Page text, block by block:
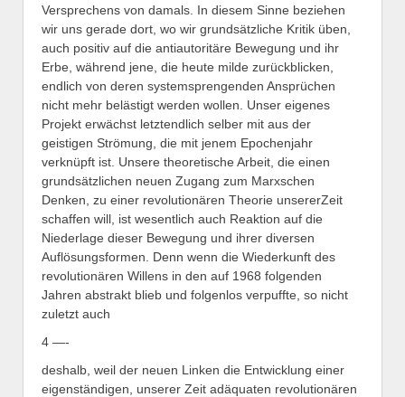
Versprechens von damals. In diesem Sinne beziehen
wir uns gerade dort, wo wir grundsätzliche Kritik üben,
auch positiv auf die antiautoritäre Bewegung und ihr
Erbe, während jene, die heute milde zurückblicken,
endlich von deren systemsprengenden Ansprüchen
nicht mehr belästigt werden wollen. Unser eigenes
Projekt erwächst letztendlich selber mit aus der
geistigen Strömung, die mit jenem Epochenjahr
verknüpft ist. Unsere theoretische Arbeit, die einen
grundsätzlichen neuen Zugang zum Marxschen
Denken, zu einer revolutionären Theorie unsererZeit
schaffen will, ist wesentlich auch Reaktion auf die
Niederlage dieser Bewegung und ihrer diversen
Auflösungsformen. Denn wenn die Wiederkunft des
revolutionären Willens in den auf 1968 folgenden
Jahren abstrakt blieb und folgenlos verpuffte, so nicht
zuletzt auch
4 —-
deshalb, weil der neuen Linken die Entwicklung einer
eigenständigen, unserer Zeit adäquaten revolutionären